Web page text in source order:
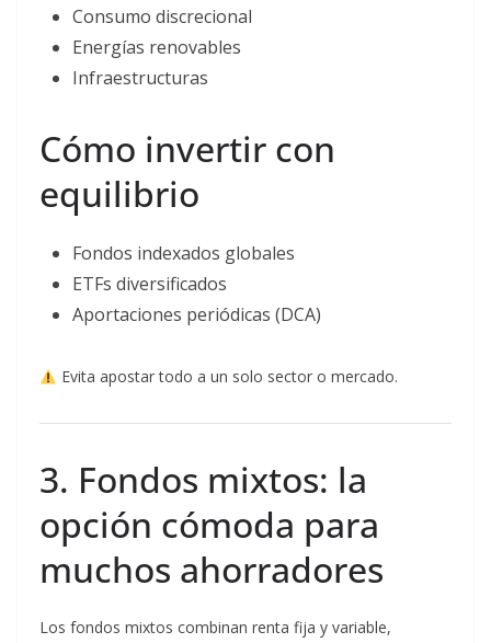
Consumo discrecional
Energías renovables
Infraestructuras
Cómo invertir con
equilibrio
Fondos indexados globales
ETFs diversificados
Aportaciones periódicas (DCA)
Evita apostar todo a un solo sector o mercado.
3. Fondos mixtos: la
opción cómoda para
muchos ahorradores
Los fondos mixtos combinan renta fija y variable,